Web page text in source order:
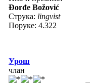
Đorđe Božović
Струка: lingvist
Поруке: 4.322
Урош
члан